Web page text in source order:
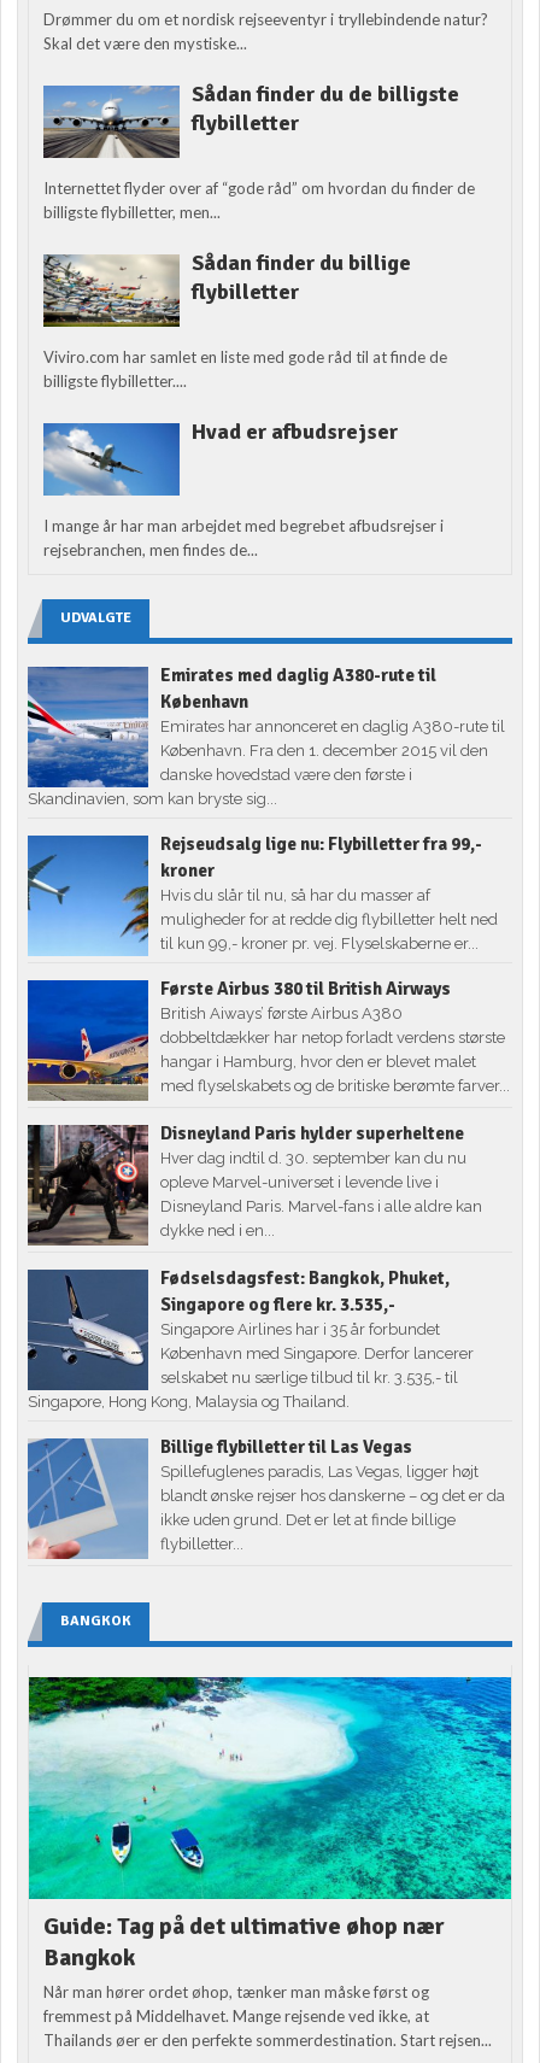
Drømmer du om et nordisk rejseeventyr i tryllebindende natur?
Skal det være den mystiske...
Sådan finder du de billigste
flybilletter
Internettet flyder over af “gode råd” om hvordan du finder de
billigste flybilletter, men...
Sådan finder du billige
flybilletter
Viviro.com har samlet en liste med gode råd til at finde de
billigste flybilletter....
Hvad er afbudsrejser
I mange år har man arbejdet med begrebet afbudsrejser i
rejsebranchen, men findes de...
UDVALGTE
Emirates med daglig A380-rute til
København
Emirates har annonceret en daglig A380-rute til
København. Fra den 1. december 2015 vil den
danske hovedstad være den første i
Skandinavien, som kan bryste sig...
Rejseudsalg lige nu: Flybilletter fra 99,-
kroner
Hvis du slår til nu, så har du masser af
muligheder for at redde dig flybilletter helt ned
til kun 99,- kroner pr. vej. Flyselskaberne er...
Første Airbus 380 til British Airways
British Aiways’ første Airbus A380
dobbeltdækker har netop forladt verdens største
hangar i Hamburg, hvor den er blevet malet
med flyselskabets og de britiske berømte farver...
Disneyland Paris hylder superheltene
Hver dag indtil d. 30. september kan du nu
opleve Marvel-universet i levende live i
Disneyland Paris. Marvel-fans i alle aldre kan
dykke ned i en...
Fødselsdagsfest: Bangkok, Phuket,
Singapore og flere kr. 3.535,-
Singapore Airlines har i 35 år forbundet
København med Singapore. Derfor lancerer
selskabet nu særlige tilbud til kr. 3.535,- til
Singapore, Hong Kong, Malaysia og Thailand.
Billige flybilletter til Las Vegas
Spillefuglenes paradis, Las Vegas, ligger højt
blandt ønske rejser hos danskerne – og det er da
ikke uden grund. Det er let at finde billige
flybilletter...
BANGKOK
Guide: Tag på det ultimative øhop nær
Bangkok
Når man hører ordet øhop, tænker man måske først og
fremmest på Middelhavet. Mange rejsende ved ikke, at
Thailands øer er den perfekte sommerdestination. Start rejsen...